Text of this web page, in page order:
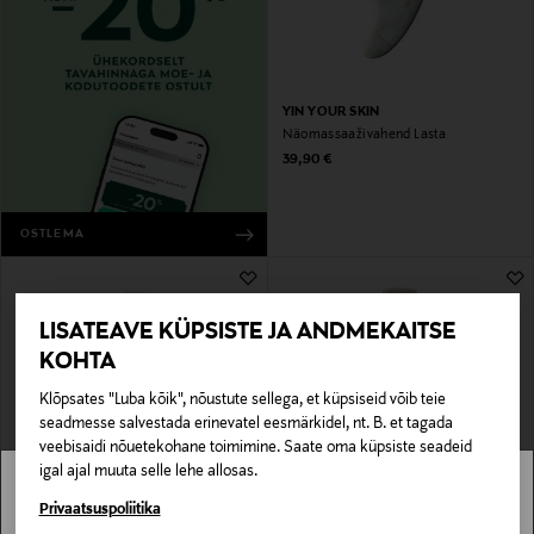
LISATEAVE KÜPSISTE JA ANDMEKAITSE
KOHTA
Klõpsates "Luba kõik", nõustute sellega, et küpsiseid võib teie
seadmesse salvestada erinevatel eesmärkidel, nt. B. et tagada
veebisaidi nõuetekohane toimimine. Saate oma küpsiste seadeid
igal ajal muuta selle lehe allosas.
Privaatsuspoliitika
OSTLEMA
YIN YOUR SKIN
Näomassaaživahend Lasta
Original Price
39,90 €
IDUN MINERALS
Stockmann pole Sinu riigis saadaval.